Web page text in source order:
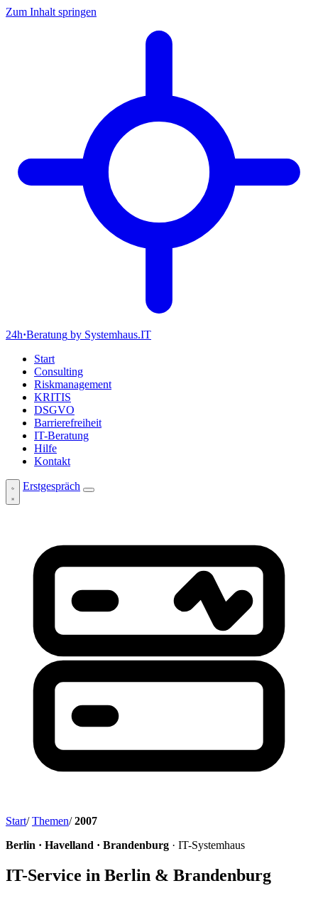
Zum Inhalt springen
24h·Beratung by Systemhaus.IT
Start
Consulting
Riskmanagement
KRITIS
DSGVO
Barrierefreiheit
IT-Beratung
Hilfe
Kontakt
Erstgespräch
Start/ Themen/ 2007
Berlin · Havelland · Brandenburg · IT-Systemhaus
IT-Service in Berlin & Brandenburg